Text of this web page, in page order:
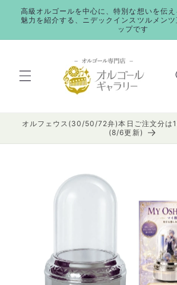
ンツに
進む
高級オルゴールを中心に、特別な想いを伝え
魅力を紹介する、ニデックインスツルメン
ップです
オルフェウス(30/50/72弁)本日ご注文分は
(8/6更新)